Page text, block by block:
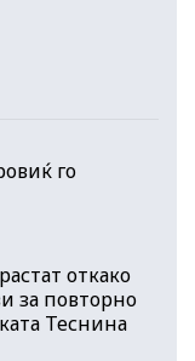
го
откако
за повторно
Теснина